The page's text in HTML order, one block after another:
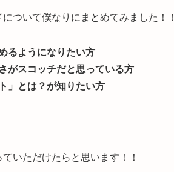
ついて僕なりにまとめてみました！！
るようになりたい方
がスコッチだと思っている方
」とは？が知りたい方
いただけたらと思います！！